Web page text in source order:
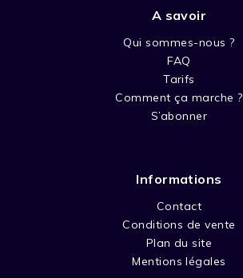
A savoir
Qui sommes-nous ?
FAQ
Tarifs
Comment ça marche ?
S’abonner
Informations
Contact
Conditions de vente
Plan du site
Mentions légales